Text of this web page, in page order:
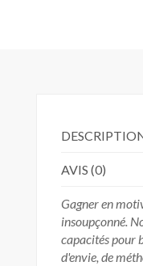
AVIS (0)
Gagner en
insoupçonné.
capacités pour
d'envie, de